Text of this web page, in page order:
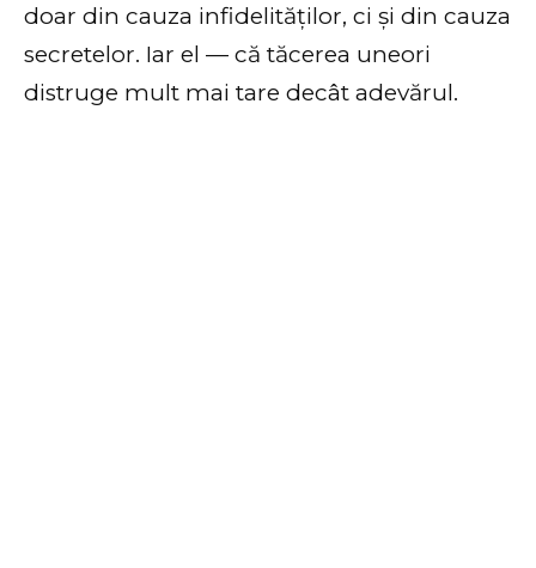
doar din cauza infidelităților, ci și din cauza
secretelor. Iar el — că tăcerea uneori
distruge mult mai tare decât adevărul.